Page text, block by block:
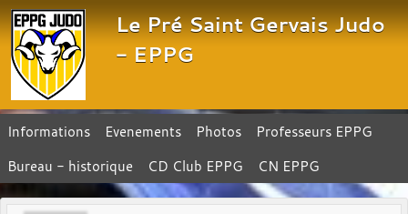
Le Pré Saint Gervais Judo
- EPPG
Informations Evenements Photos
Professeurs EPPG
Bureau - historique
CD Club EPPG CN EPPG
Panneau de gestion des cookies